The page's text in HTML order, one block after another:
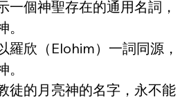
一個神聖存在的通用名詞，
羅欣（Elohim）一詞同源，
徒的月亮神的名字，永不能